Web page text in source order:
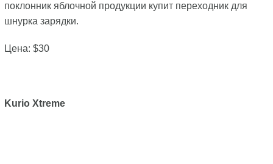
поклонник яблочной продукции купит переходник для
шнурка зарядки.
Цена: $30
Kurio Xtreme